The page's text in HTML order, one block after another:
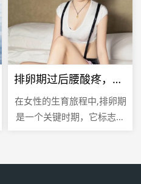
务的医疗机构中，淮安妇幼
保健医院...
排卵期过后腰酸疼，是怀孕的信号吗？
在女性的生育旅程中,排卵期
是一个关键时期，它标志着
腰酸疼现象，常常让女性感